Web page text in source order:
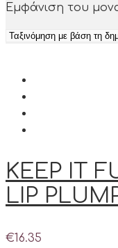
Εμφάνιση του
KEEP IT
LIP
€16.35